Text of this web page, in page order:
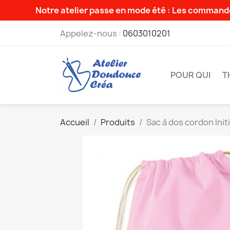
Notre atelier passe en mode été : Les
Appelez-nous : 0603010201
POUR QUI
Accueil Produits Sac à dos cordon